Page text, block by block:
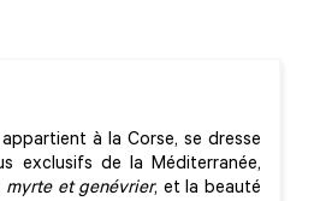
à la Corse, se dresse
exclusifs de la Méditerranée,
myrte et genévrier, et la beauté